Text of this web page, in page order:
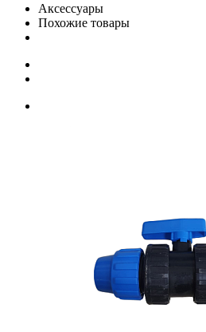
Аксессуары
Похожие товары